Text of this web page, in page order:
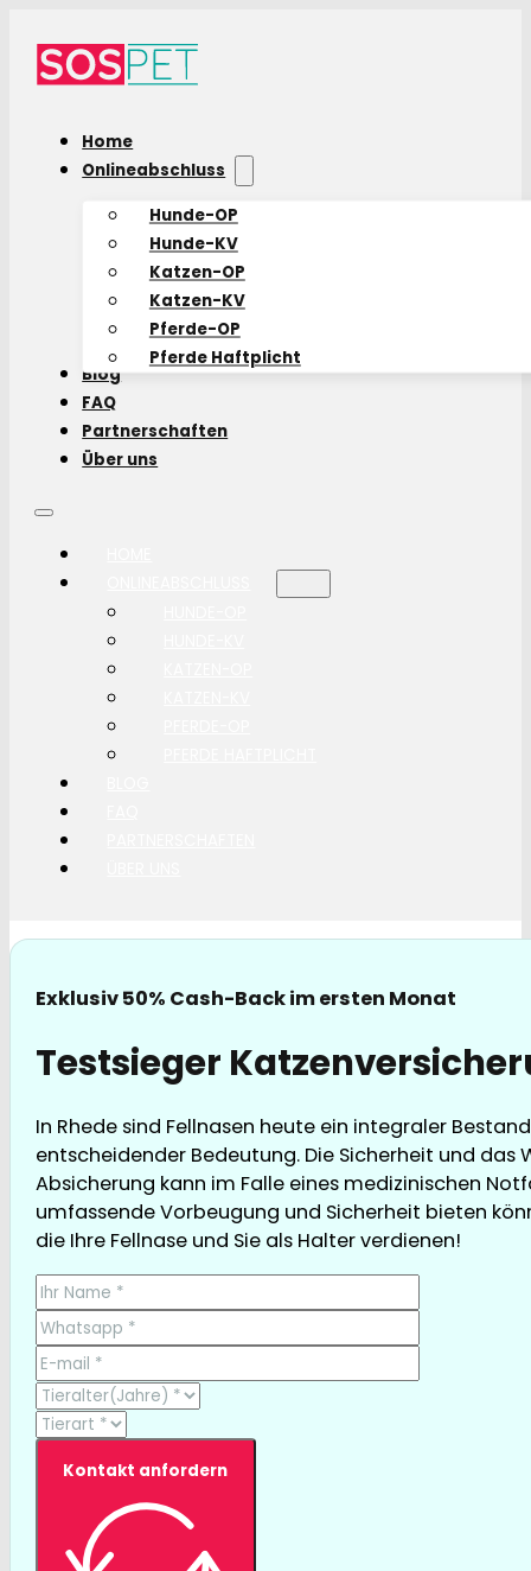
Home
Onlineabschluss
Hunde-OP
Hunde-KV
Katzen-OP
Katzen-KV
Pferde-OP
Pferde Haftplicht
Blog
FAQ
Partnerschaften
Über uns
Exklusiv 50% Cash-Back im ersten Monat
Testsieger
In Rhede sind Fellnasen heute ein integraler
entscheidender Bedeutung. Die Sicherheit und das
Absicherung kann im Falle eines medizinischen
umfassende Vorbeugung und Sicherheit bieten
die Ihre Fellnase und Sie als Halter verdienen!
Kontakt anfordern